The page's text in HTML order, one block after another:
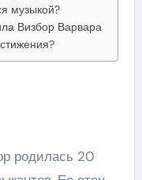
музыкой?
Визбор Варвара
родилась 20